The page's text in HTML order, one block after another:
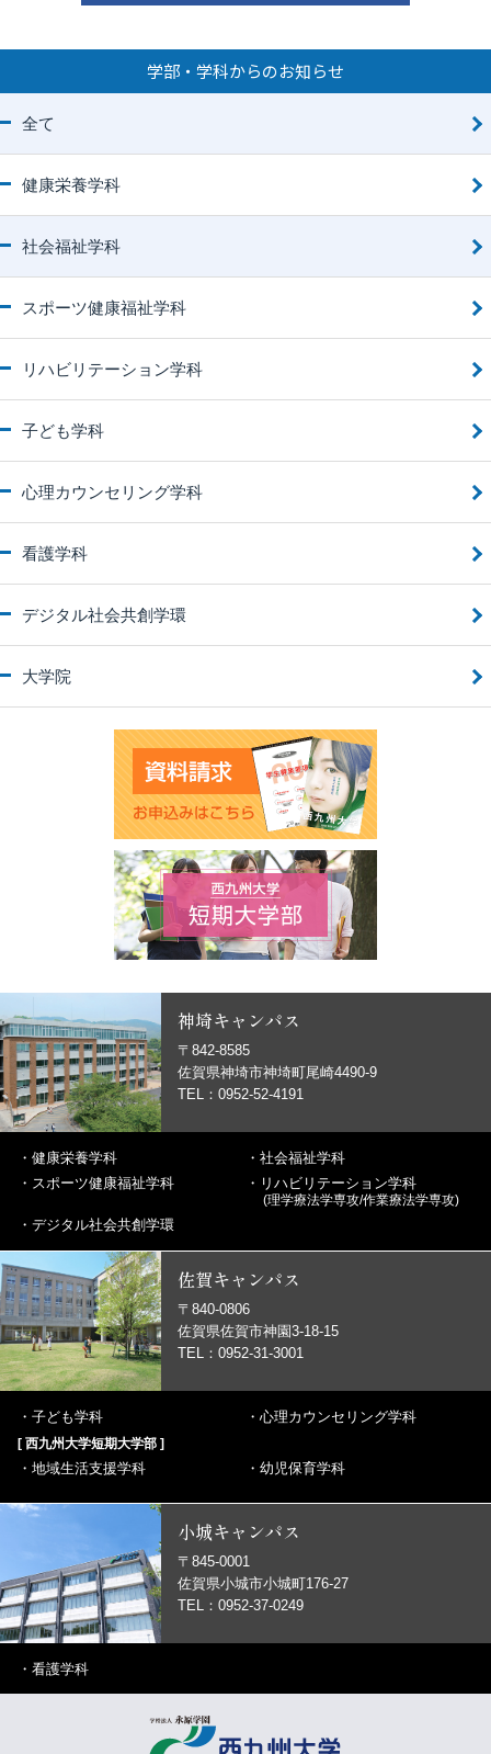
学部・学科からのお知らせ
全て
健康栄養学科
社会福祉学科
スポーツ健康福祉学科
リハビリテーション学科
子ども学科
心理カウンセリング学科
看護学科
デジタル社会共創学環
大学院
神埼キャンパス
〒842-8585
佐賀県神埼市神埼町尾崎4490-9
TEL：0952-52-4191
・ 健康栄養学科 ・ 社会福祉学科
・ スポーツ健康福祉学科 ・ リハビリテーション学科
(理学療法学専攻/作業療法学専攻)
・ デジタル社会共創学環
佐賀キャンパス
〒840-0806
佐賀県佐賀市神園3-18-15
TEL：0952-31-3001
・ 子ども学科 ・ 心理カウンセリング学科
[ 西九州大学短期大学部 ]
・ 地域生活支援学科 ・ 幼児保育学科
小城キャンパス
〒845-0001
佐賀県小城市小城町176-27
TEL：0952-37-0249
・ 看護学科